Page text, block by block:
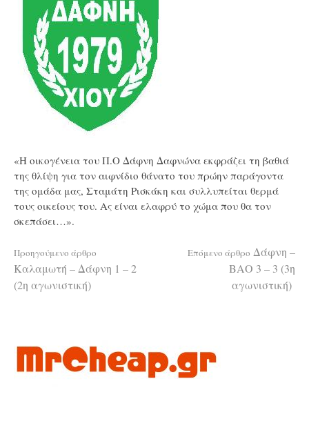
«Η οικογένεια του Π.Ο Δάφνη Δαφνώνα εκφράζει τη βαθιά
της θλίψη για τον αιφνίδιο θάνατο του πρώην παράγοντα
της ομάδα μας, Σταμάτη Ρισκάκη και συλλυπείται θερμά
τους οικείους του. Ας είναι ελαφρύ το χώμα που θα τον
σκεπάσει…».
Διαβάστε
Προηγούμενο άρθρο
Καλαμωτή – Δάφνη 1 – 2
(2η αγωνιστική)
Επόμενο άρθρο Δάφνη –
ΒΑΟ 3 – 3 (3η
αγωνιστική)